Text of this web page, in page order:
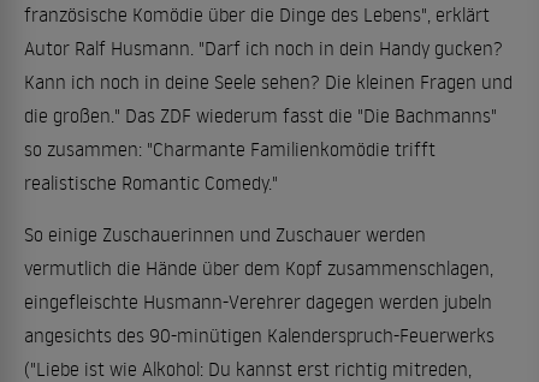
französische Komödie über die Dinge des Lebens", erklärt
Autor Ralf Husmann. "Darf ich noch in dein Handy gucken?
Kann ich noch in deine Seele sehen? Die kleinen Fragen und
die großen." Das ZDF wiederum fasst die "Die Bachmanns"
so zusammen: "Charmante Familienkomödie trifft
realistische Romantic Comedy."
So einige Zuschauerinnen und Zuschauer werden
vermutlich die Hände über dem Kopf zusammenschlagen,
eingefleischte Husmann-Verehrer dagegen werden jubeln
angesichts des 90-minütigen Kalenderspruch-Feuerwerks
("Liebe ist wie Alkohol: Du kannst erst richtig mitreden,